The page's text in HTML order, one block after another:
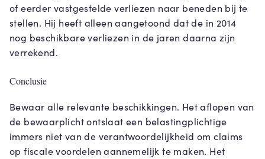
of eerder vastgestelde verliezen naar beneden bij te
stellen. Hij heeft alleen aangetoond dat de in 2014
nog beschikbare verliezen in de jaren daarna zijn
verrekend.
Conclusie
Bewaar alle relevante beschikkingen. Het aflopen van
de bewaarplicht ontslaat een belastingplichtige
immers niet van de verantwoordelijkheid om claims
op fiscale voordelen aannemelijk te maken. Het